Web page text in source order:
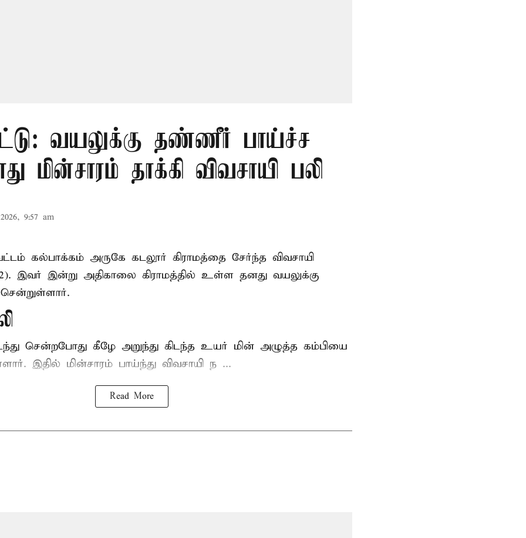
வயலுக்கு தண்ணீர் பாய்ச்ச
மின்சாரம் தாக்கி விவசாயி பலி
9:57 am
கல்பாக்கம் அருகே கடலூர் கிராமத்தை சேர்ந்த விவசாயி
இவர் இன்று அதிகாலை கிராமத்தில் உள்ள தனது வயலுக்கு
சென்றபோது கீழே அறுந்து கிடந்த உயர் மின் அழுத்த கம்பியை
இதில் மின்சாரம் பாய்ந்து விவசாயி ந ...
Read More